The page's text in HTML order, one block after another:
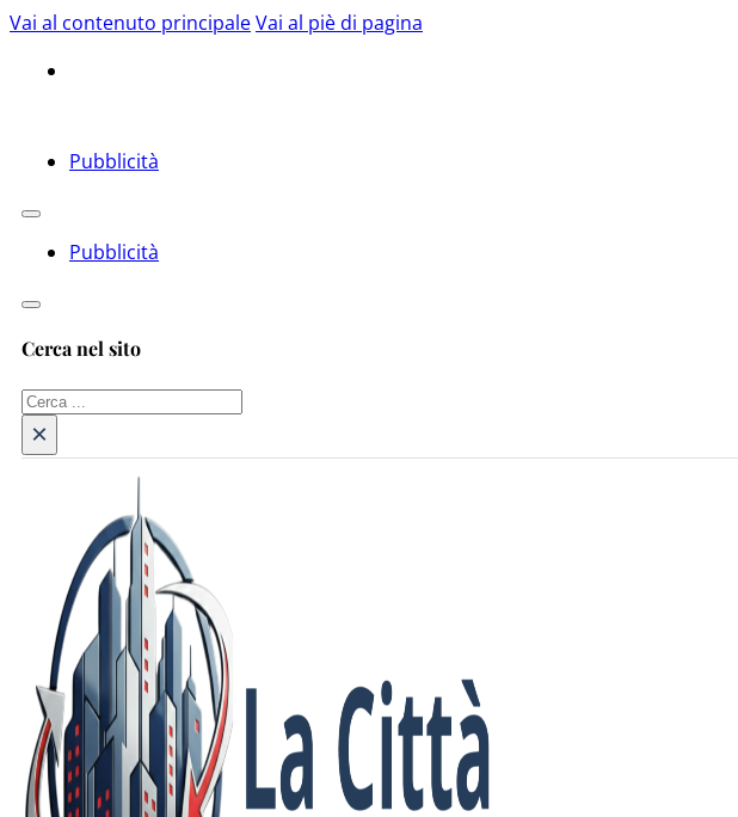
Vai al contenuto principaleVai al piè di pagina
Pubblicità
Pubblicità
Cerca nel sito
Cerca
×